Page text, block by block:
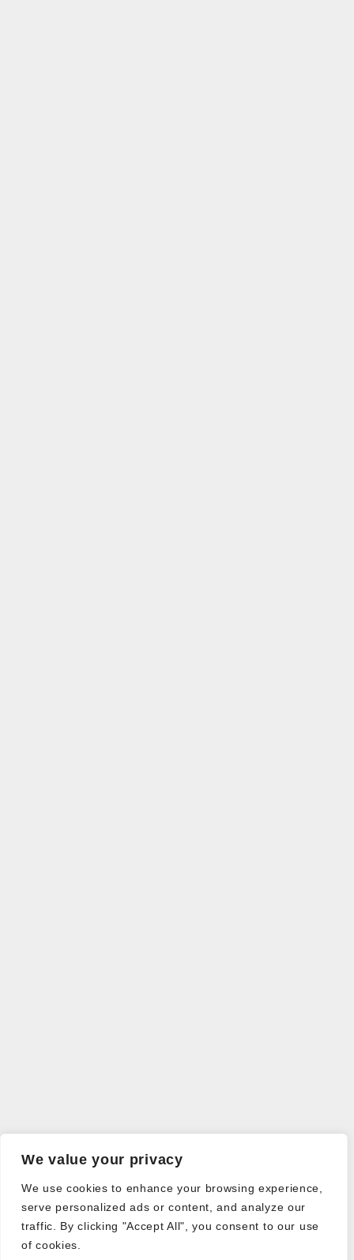
We value your privacy
We use cookies to enhance your browsing experience,
serve personalized ads or content, and analyze our
traffic. By clicking "Accept All", you consent to our use
of cookies.